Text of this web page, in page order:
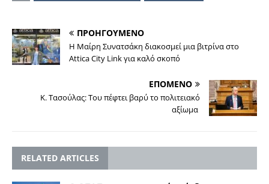
ΠΡΟΗΓΟΥΜΕΝΟ
Η Μαίρη Συνατσάκη διακοσμεί μια βιτρίνα στο
Αttica City Link για καλό σκοπό
ΕΠΟΜΕΝΟ
Κ. Τασούλας: Tου πέφτει βαρύ το πολιτειακό
αξίωμα
RELATED ARTICLES